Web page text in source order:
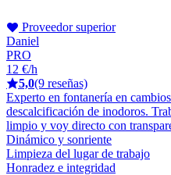
Proveedor superior
Daniel
PRO
12 €/h
5,0(9 reseñas)
Experto en fontanería en
descalcificación de inodoros.
limpio y voy directo con
Dinámico y sonriente
Limpieza del lugar de trabajo
Honradez e integridad